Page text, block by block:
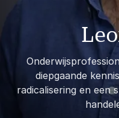
diepgaande
radicalisering en een